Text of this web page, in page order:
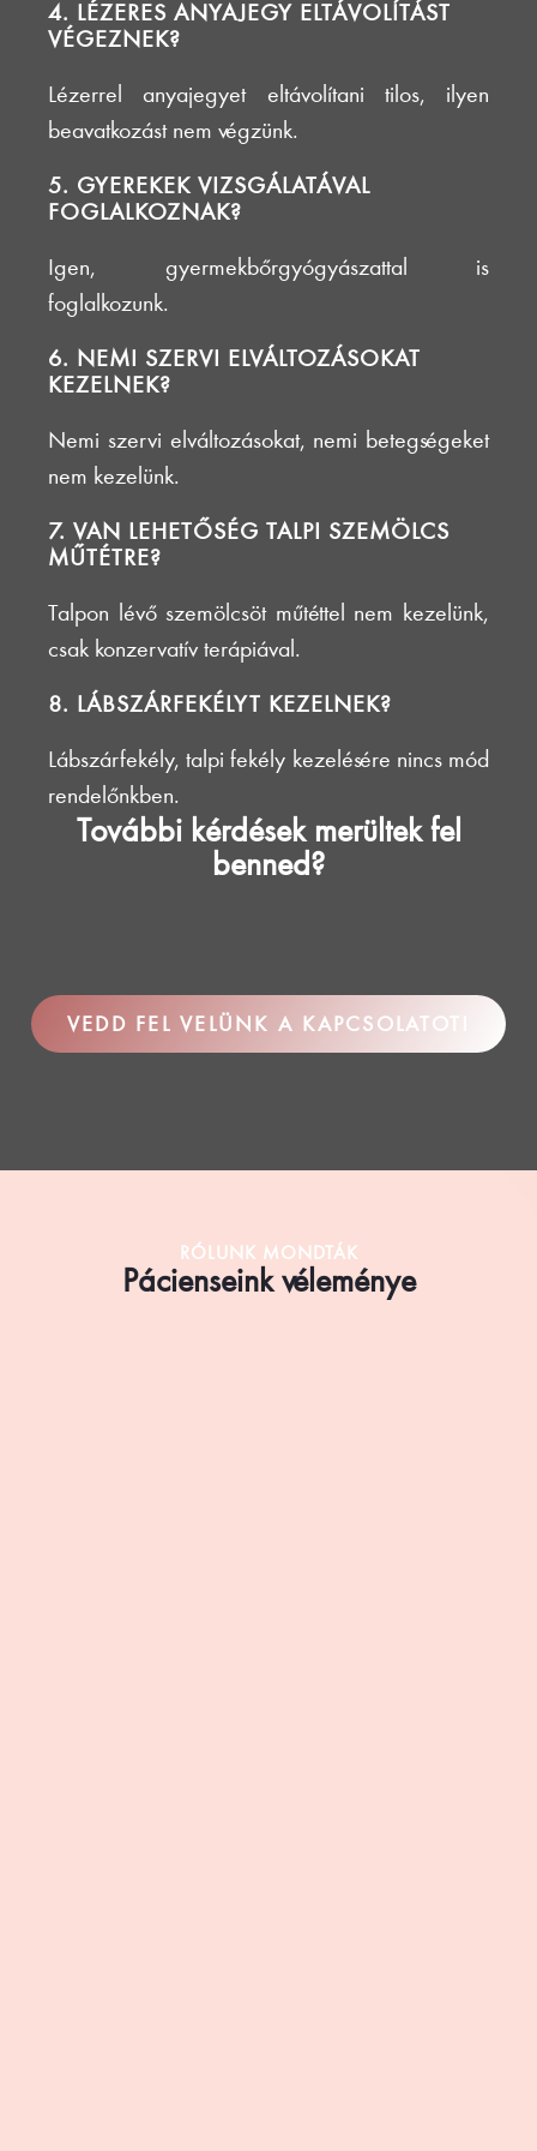
4. LÉZERES ANYAJEGY ELTÁVOLÍTÁST
VÉGEZNEK?
Lézerrel anyajegyet eltávolítani tilos, ilyen
beavatkozást nem végzünk.
5. GYEREKEK VIZSGÁLATÁVAL
FOGLALKOZNAK?
Igen, gyermekbőrgyógyászattal is
foglalkozunk.
6. NEMI SZERVI ELVÁLTOZÁSOKAT
KEZELNEK?
Nemi szervi elváltozásokat, nemi betegségeket
nem kezelünk.
7. VAN LEHETŐSÉG TALPI SZEMÖLCS
MŰTÉTRE?
Talpon lévő szemölcsöt műtéttel nem kezelünk,
csak konzervatív terápiával.
8. LÁBSZÁRFEKÉLYT KEZELNEK?
Lábszárfekély, talpi fekély kezelésére nincs mód
rendelőnkben.
További kérdések merültek fel
benned?
VEDD FEL VELÜNK A KAPCSOLATOT!
RÓLUNK MONDTÁK
Pácienseink véleménye